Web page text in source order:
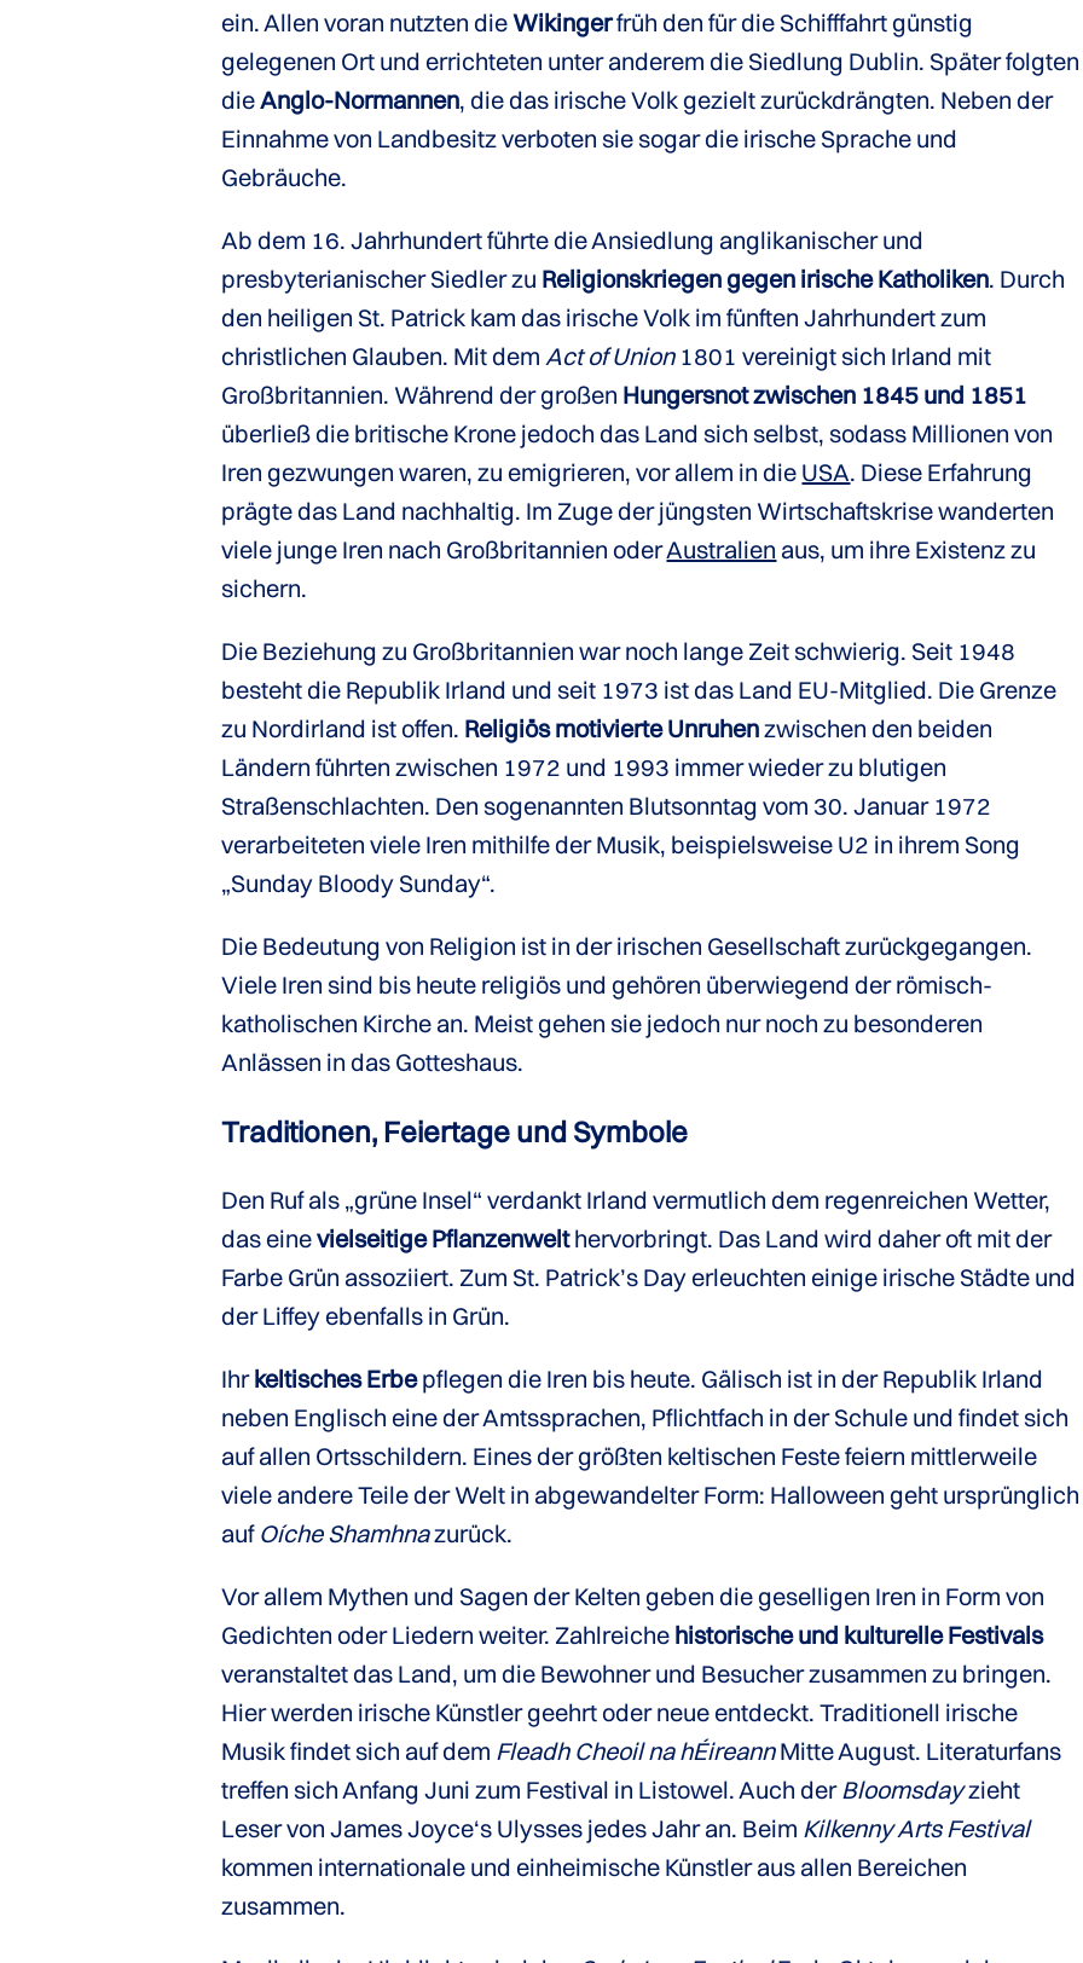
ein. Allen voran nutzten dieWikingerfrüh den für die Schifffahrt günstig
gelegenen Ort und errichteten unter anderem die Siedlung Dublin. Später folgten
dieAnglo-Normannen, die das irische Volk gezielt zurückdrängten. Neben der
Einnahme von Landbesitz verboten sie sogar die irische Sprache und
Gebräuche.
Ab dem 16. Jahrhundert führte die Ansiedlung anglikanischer und
presbyterianischer Siedler zu Religionskriegen gegen irische Katholiken. Durch
den heiligen St. Patrick kam das irische Volk im fünften Jahrhundert zum
christlichen Glauben. Mit demAct of Union1801 vereinigt sich Irland mit
Großbritannien. Während der großen Hungersnot zwischen 1845 und 1851
überließ die britische Krone jedoch das Land sich selbst, sodass Millionen von
Iren gezwungen waren, zu emigrieren, vor allem in die USA. Diese Erfahrung
prägte das Land nachhaltig. Im Zuge der jüngsten Wirtschaftskrise wanderten
viele junge Iren nach Großbritannien oderAustralien aus, um ihre Existenz zu
sichern.
Die Beziehung zu Großbritannien war noch lange Zeit schwierig. Seit 1948
besteht die Republik Irland und seit 1973 ist das Land EU-Mitglied. Die Grenze
zu Nordirland ist offen. Religiös motivierte Unruhenzwischen den beiden
Ländern führten zwischen 1972 und 1993 immer wieder zu blutigen
Straßenschlachten. Den sogenannten Blutsonntag vom 30. Januar 1972
verarbeiteten viele Iren mithilfe der Musik, beispielsweise U2 in ihrem Song
„Sunday Bloody Sunday“.
Die Bedeutung von Religion ist in der irischen Gesellschaft zurückgegangen.
Viele Iren sind bis heute religiös und gehören überwiegend der römisch-
katholischen Kirche an. Meist gehen sie jedoch nur noch zu besonderen
Anlässen in das Gotteshaus.
Traditionen, Feiertage und Symbole
Den Ruf als „grüne Insel“ verdankt Irland vermutlich dem regenreichen Wetter,
das einevielseitige Pflanzenwelthervorbringt. Das Land wird daher oft mit der
Farbe Grün assoziiert. Zum St. Patrick’s Day erleuchten einige irische Städte und
der Liffey ebenfalls in Grün.
Ihrkeltisches Erbepflegen die Iren bis heute. Gälisch ist in der Republik Irland
neben Englisch eine der Amtssprachen, Pflichtfach in der Schule und findet sich
auf allen Ortsschildern. Eines der größten keltischen Feste feiern mittlerweile
viele andere Teile der Welt in abgewandelter Form: Halloween geht ursprünglich
auf Oíche Shamhnazurück.
Vor allem Mythen und Sagen der Kelten geben die geselligen Iren in Form von
Gedichten oder Liedern weiter. Zahlreiche historische und kulturelle Festivals
veranstaltet das Land, um die Bewohner und Besucher zusammen zu bringen.
Hier werden irische Künstler geehrt oder neue entdeckt. Traditionell irische
Musik findet sich auf dem Fleadh Cheoil na hÉireannMitte August. Literaturfans
treffen sich Anfang Juni zum Festival in Listowel. Auch derBloomsdayzieht
Leser von James Joyce‘s Ulysses jedes Jahr an. Beim Kilkenny Arts Festival
kommen internationale und einheimische Künstler aus allen Bereichen
zusammen.